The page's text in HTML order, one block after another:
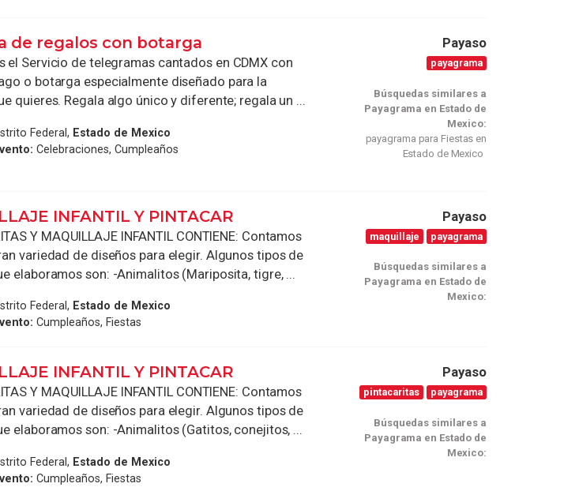
de regalos con botarga
el Servicio de telegramas cantados en CDMX con
o botarga especialmente diseñado para la
quieres. Regala algo único y diferente; regala un ...
Federal, Estado de Mexico
Celebraciones, Cumpleaños
Payaso
payagrama
Búsquedas similares a
Payagrama en Estado de
Mexico:
payagrama para Fiestas en
Estado de Mexico
INFANTIL Y PINTACAR
Y MAQUILLAJE INFANTIL CONTIENE: Contamos
variedad de diseños para elegir. Algunos tipos de
elaboramos son: -Animalitos (Mariposita, tigre, ...
Federal, Estado de Mexico
Cumpleaños, Fiestas
Payaso
maquillaje payagrama
Búsquedas similares a
Payagrama en Estado de
Mexico:
INFANTIL Y PINTACAR
Y MAQUILLAJE INFANTIL CONTIENE: Contamos
variedad de diseños para elegir. Algunos tipos de
elaboramos son: -Animalitos (Gatitos, conejitos, ...
Federal, Estado de Mexico
Cumpleaños, Fiestas
Payaso
pintacaritas payagrama
Búsquedas similares a
Payagrama en Estado de
Mexico: